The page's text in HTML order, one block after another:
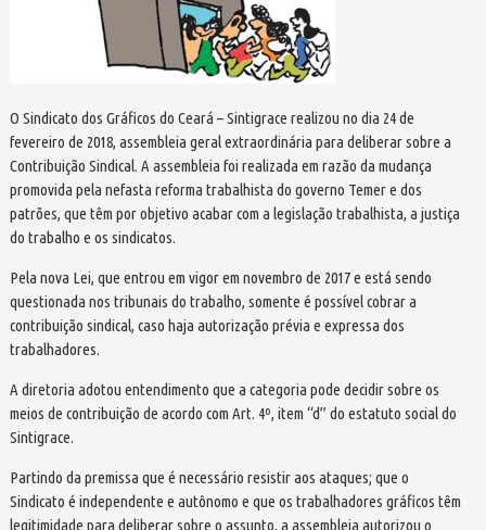
O Sindicato dos Gráficos do Ceará – Sintigrace realizou no dia 24 de
fevereiro de 2018, assembleia geral extraordinária para deliberar sobre a
Contribuição Sindical. A assembleia foi realizada em razão da mudança
promovida pela nefasta reforma trabalhista do governo Temer e dos
patrões, que têm por objetivo acabar com a legislação trabalhista, a justiça
do trabalho e os sindicatos.
Pela nova Lei, que entrou em vigor em novembro de 2017 e está sendo
questionada nos tribunais do trabalho, somente é possível cobrar a
contribuição sindical, caso haja autorização prévia e expressa dos
trabalhadores.
A diretoria adotou entendimento que a categoria pode decidir sobre os
meios de contribuição de acordo com Art. 4º, item “d” do estatuto social do
Sintigrace.
Partindo da premissa que é necessário resistir aos ataques; que o
Sindicato é independente e autônomo e que os trabalhadores gráficos têm
legitimidade para deliberar sobre o assunto, a assembleia autorizou o